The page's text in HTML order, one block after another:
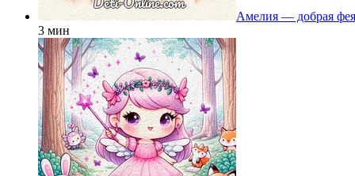
Амелия — добрая
3 мин